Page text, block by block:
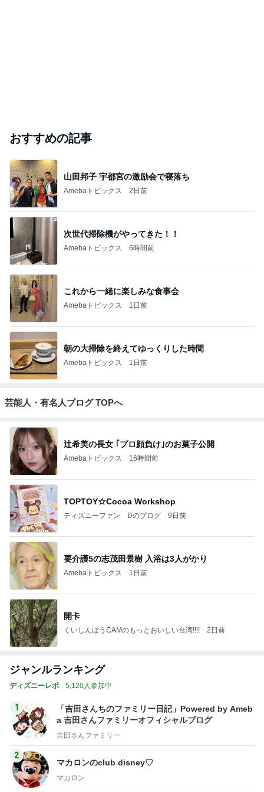
おすすめの記事
山田邦子 宇都宮の激励会で寝落ち
Amebaトピックス 2日前
次世代掃除機がやってきた！！
Amebaトピックス 6時間前
これから一緒に楽しみな食事会
Amebaトピックス 1日前
朝の大掃除を終えてゆっくりした時間
Amebaトピックス 1日前
芸能人・有名人ブログ TOPへ
辻希美の長女 ｢プロ顔負け｣のお菓子公開
Amebaトピックス 16時間前
TOPTOY☆Cocoa Workshop
ディズニーファン Dのブログ 9日前
要介護5の志茂田景樹 入浴は3人がかり
Amebaトピックス 1日前
開卡
くいしんぼうCAMのもっとおいしい台湾!!!! 2日前
ジャンルランキング
ディズニーレポ 5,120人参加中
1
「吉田さんちのファミリー日記」Powered by Ameb
a 吉田さんファミリーオフィシャルブログ
吉田さんファミリー
2
マカロンのclub disney♡
マカロン